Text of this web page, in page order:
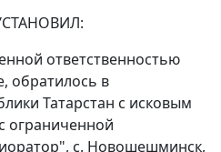
ответственностью
обратилось в
Татарстан с исковым
ограниченной
с. Новошешминск,